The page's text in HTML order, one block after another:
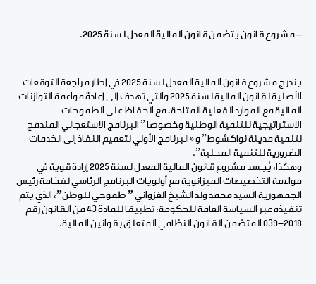
– مشروع قانون يتضمن قانون المالية المعدل لسنة 2025 .
يندرج مشروع قانون المالية المعدل لسنة 2025 في إطار مراجعة التوقعات
الأصلية لقانون المالية لسنة 2025 والتي تهدف إلى إعادة مواءمة التوازنات
المالية مع الموارد الفعلية المتاحة، مع الحفاظ على الطموحات
الاستراتيجية للتنمية الوطنية وخصوصا ” البرنامج الاستعجالي المندمج
لتنمية مدينة نواكشوط” و «البرنامج الأولي لتعميم النفاذ إلى الخدمات
الضرورية للتنمية المحلية”.
وهكذا، يُجسد مشروع قانون المالية المعدل لسنة 2025 إرادة قوية في
مواءمة التخصيصات الميزانوية مع أولويات البرنامج الرئاسي لفخامة رئيس
الجمهورية السيدمحمد ولد الشيخ الغزواني ” طموحي للوطن”، الذي يتم
تنفيذه عبر السياسة العامة للحكومة، تطبيقا للمادة 43 من القانون رقم
2018-039 المتضمن القانون النظامي المتعلق بقوانين المالية.